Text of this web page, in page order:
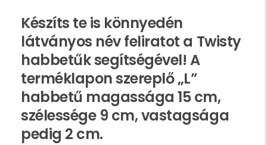
Készíts te is könnyedén
látványos név feliratot a Twisty
habbetűk segítségével! A
terméklapon szereplő „L”
habbetű magassága 15 cm,
szélessége 9 cm, vastagsága
pedig 2 cm.